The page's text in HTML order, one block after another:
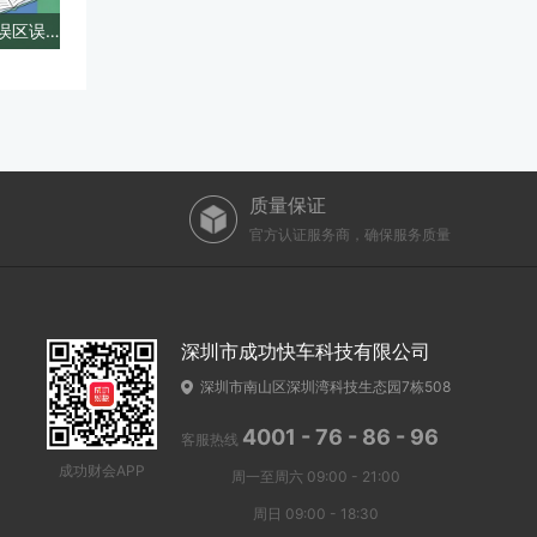
试用期不缴社保？千万别被这些误区误导！
质量保证
官方认证服务商，确保服务质量
成功财会APP
深圳市成功快车科技有限公司
深圳市南山区深圳湾科技生态园7栋508
客服热线 4001 - 76 - 86 - 96
周一至周六 09:00 - 21:00
周日 09:00 - 18:30